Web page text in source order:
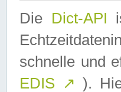
Die Dict-API
schnelle und
EDIS ↗ ).